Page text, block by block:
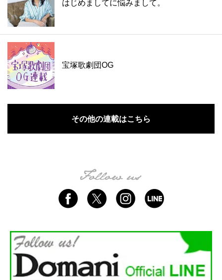
はじめましてに悩みまして。
宝塚歌劇団OG
その他の連載はこちら